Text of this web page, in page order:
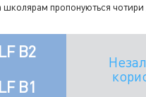
школярам пропонуються
B2
B1